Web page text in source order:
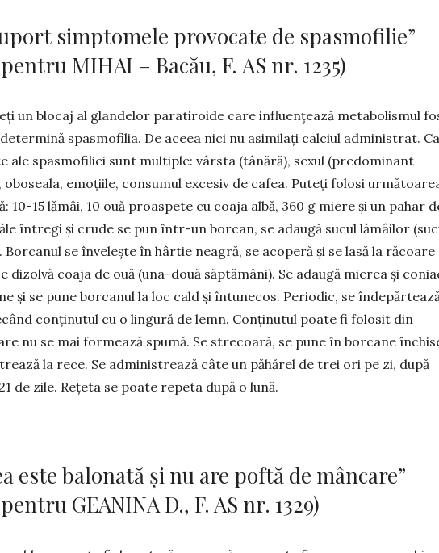
simptomele provocate de spasmofilie”
MIHAI – Bacău, F. AS nr. 1235)
un blocaj al glan­delor paratiroide care influențează metabolis­mul
spasmofilia. De aceea nici nu asimilați calciul admi­nistrat.
ale spasmofiliei sunt multiple: vârsta (tânără), sexul (predominant
emoțiile, consumul excesiv de cafea. Puteți folosi
10-15 lămâi, 10 ouă proaspete cu coaja albă, 360 g miere și un pahar
întregi și crude se pun într-un borcan, se adau­gă sucul lămâilor
Borcanul se înve­lește în hârtie neagră, se acoperă și se lasă la răcoare
dizolvă coaja de ouă (una-două săptă­mâni). Se adaugă mierea și
și se pune borcanul la loc cald și întunecos. Periodic, se
conținu­tul cu o lingură de lemn. Con­­ținutul poate fi folosit din
nu se mai formează spumă. Se stre­coară, se pune în borcane
la rece. Se administrează câte un păhărel de trei ori pe zi, după
de zile. Rețeta se poate repeta după o lună.
este balonată şi nu are poftă de mâncare”
GEANINA D., F. AS nr. 1329)